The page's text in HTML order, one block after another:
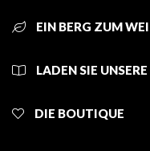
EIN BERG ZUM
LADEN SIE
DIE BOUTIQUE